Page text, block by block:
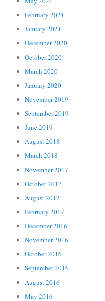
February 2021
January 2021
December 2020
October 2020
March 2020
January 2020
November 2019
September 2019
June 2019
August 2018
March 2018
November 2017
October 2017
August 2017
February 2017
December 2016
November 2016
October 2016
September 2016
August 2016
May 2016